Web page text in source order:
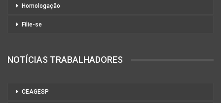
Homologação
Filie-se
NOTÍCIAS TRABALHADORES
CEAGESP